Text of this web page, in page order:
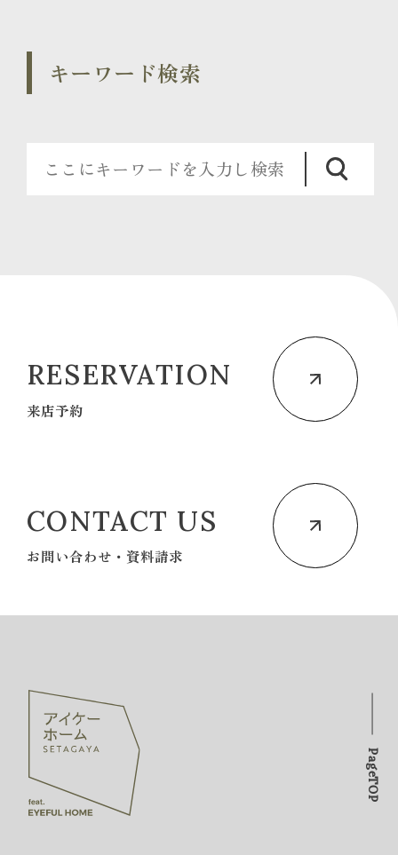
キーワード検索
RESERVATION
来店予約
CONTACT US
お問い合わせ・資料請求
PageTOP